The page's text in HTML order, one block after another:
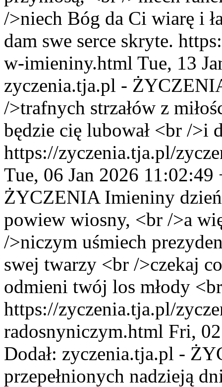
/>niech Bóg da Ci wiarę i
dam swe serce skryte.
w-imieniny.html Tue, 13
zyczenia.tja.pl -
/>trafnych strzałów z
będzie cię lubował <br />i
https://zyczenia.tja.pl/
Tue, 06 Jan 2026 11:02:49
ŻYCZENIA Imieniny
powiew wiosny, <br />a
/>niczym uśmiech
swej twarzy <br />czekaj
odmieni twój los młody
https://zyczenia.tja.pl/
radosnyniczym.html Fri,
Dodał: zyczenia.tja.pl -
przepełnionych nadzieją